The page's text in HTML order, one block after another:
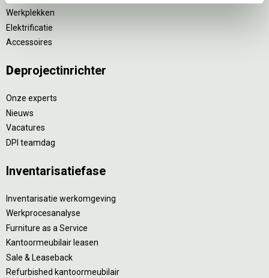
Werkplekken
Elektrificatie
Accessoires
Deprojectinrichter
Onze experts
Nieuws
Vacatures
DPI teamdag
Inventarisatiefase
Inventarisatie werkomgeving
Werkprocesanalyse
Furniture as a Service
Kantoormeubilair leasen
Sale & Leaseback
Refurbished kantoormeubilair